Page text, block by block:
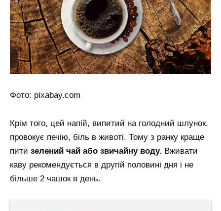
Фото: pixabay.com
Крім того, цей напій, випитий на голодний шлунок,
провокує печію, біль в животі. Тому з ранку краще
пити зелений чай або звичайну воду. Вживати
каву рекомендується в другій половині дня і не
більше 2 чашок в день.